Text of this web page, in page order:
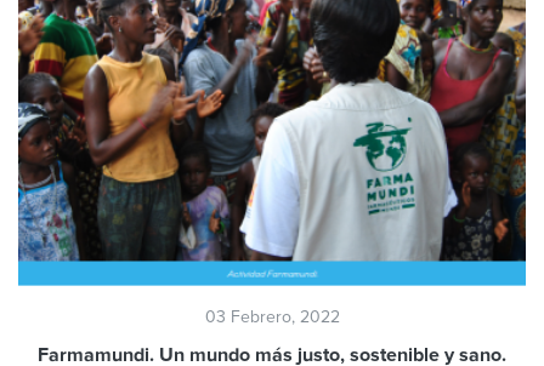
03 Febrero, 2022
Farmamundi. Un mundo más justo, sostenible y sano.